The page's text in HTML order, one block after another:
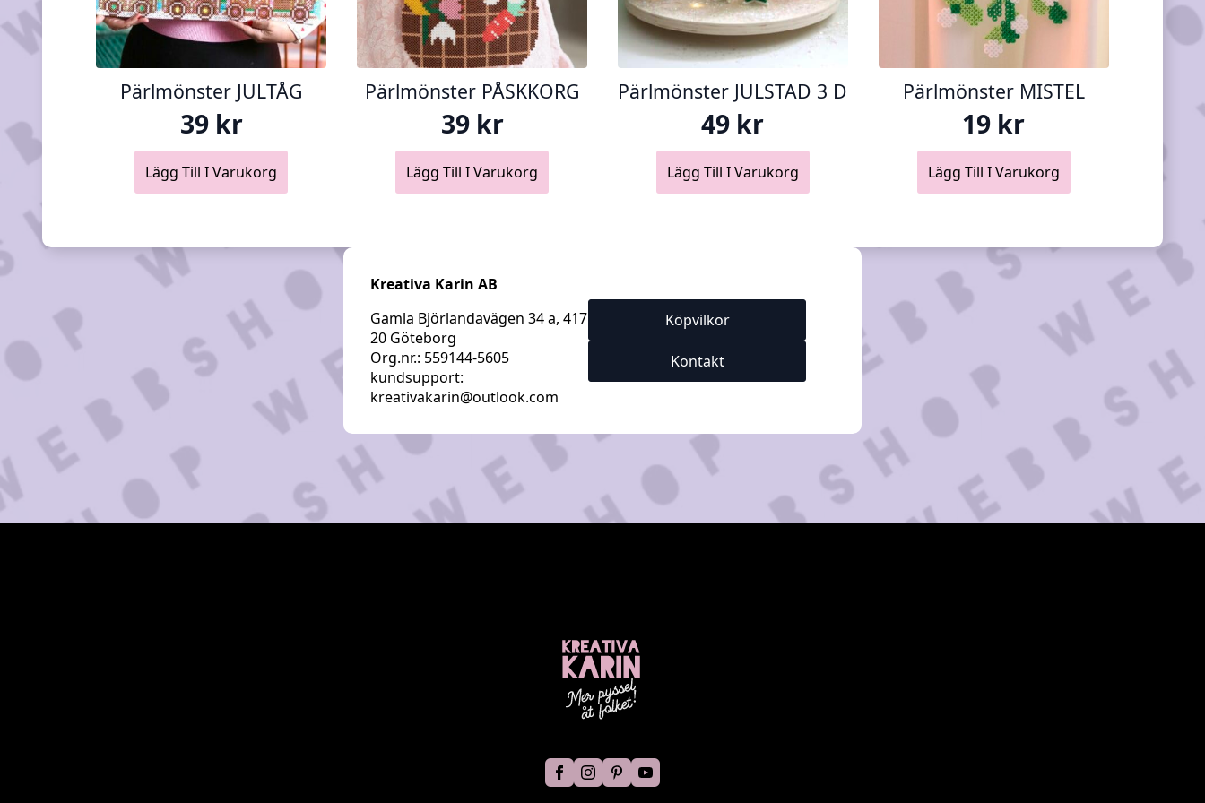
Pärlmönster JULTÅG
39 kr
Lägg Till I Varukorg
Pärlmönster PÅSKKORG
39 kr
Lägg Till I Varukorg
Pärlmönster JULSTAD 3 D
49 kr
Lägg Till I Varukorg
Pärlmönster MISTEL
19 kr
Lägg Till I Varukorg
Kreativa Karin AB
Gamla Björlandavägen 34 a, 417
20 Göteborg
Org.nr.: 559144-5605
kundsupport:
kreativakarin@outlook.com
Köpvilkor
Kontakt